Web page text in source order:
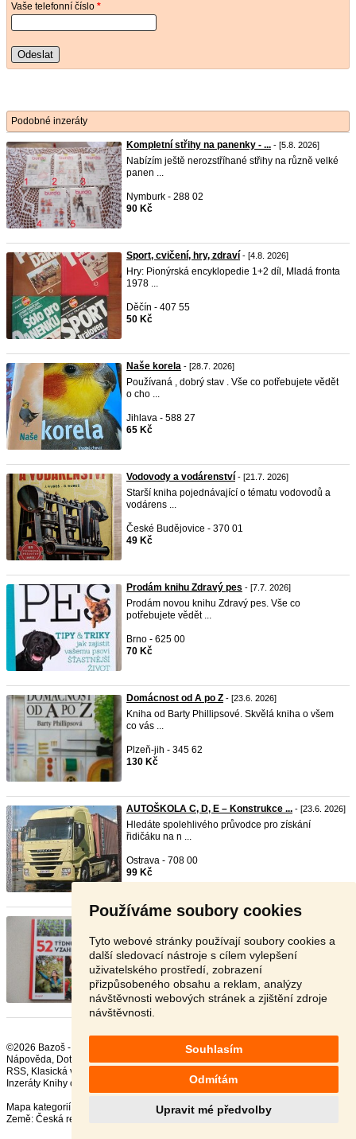
Používáme soubory cookies
Tyto webové stránky používají soubory cookies a
další sledovací nástroje s cílem vylepšení
uživatelského prostředí, zobrazení
přizpůsobeného obsahu a reklam, analýzy
návštěvnosti webových stránek a zjištění zdroje
návštěvnosti.
Souhlasím
Odmítám
Upravit mé předvolby
Vaše telefonní číslo *
Odeslat
Podobné inzeráty
Kompletní střihy na panenky - ... - [5.8. 2026]
Nabízím ještě nerozstříhané střihy na různě velké
panen ...
Nymburk - 288 02
90 Kč
Sport, cvičení, hry, zdraví - [4.8. 2026]
Hry: Pionýrská encyklopedie 1+2 díl, Mladá fronta
1978 ...
Děčín - 407 55
50 Kč
Naše korela - [28.7. 2026]
Používaná , dobrý stav . Vše co potřebujete vědět
o cho ...
Jihlava - 588 27
65 Kč
Vodovody a vodárenství - [21.7. 2026]
Starší kniha pojednávající o tématu vodovodů a
vodárens ...
České Budějovice - 370 01
49 Kč
Prodám knihu Zdravý pes - [7.7. 2026]
Prodám novou knihu Zdravý pes. Vše co
potřebujete vědět ...
Brno - 625 00
70 Kč
Domácnost od A po Z - [23.6. 2026]
Kniha od Barty Phillipsové. Skvělá kniha o všem
co vás ...
Plzeň-jih - 345 62
130 Kč
AUTOŠKOLA C, D, E – Konstrukce ... - [23.6. 2026]
Hledáte spolehlivého průvodce pro získání
řidičáku na n ...
Ostrava - 708 00
99 Kč
52 týdnů v zahradě - NOVÁ knih ...- [18.6. 2026]
Prodám tuto novou knihu s mnoha barevnými
obrázky. Je t ...
Šumperk - 789 01
140 Kč
©2026 Bazoš -
Inzerce, Bazar Hobby, odborné knihy
Nápověda, Dotazy ,
,
RSS,
Inzeráty Knihy celkem:
, za 24 hodin:607
Mapa kategorií
Nejvyhledávanější výrazy
Země: Česká republika Polsko Rakousko